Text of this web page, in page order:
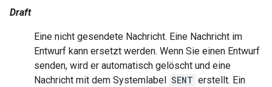
Draft
Eine nicht gesendete Nachricht. Eine Nachricht im
Entwurf kann ersetzt werden. Wenn Sie einen Entwurf
senden, wird er automatisch gelöscht und eine
Nachricht mit dem Systemlabel SENT erstellt. Ein